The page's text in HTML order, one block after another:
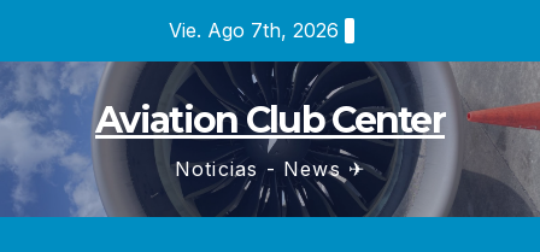
contenido
Vie. Ago 7th, 2026
Aviation Club Center
Noticias - News ✈